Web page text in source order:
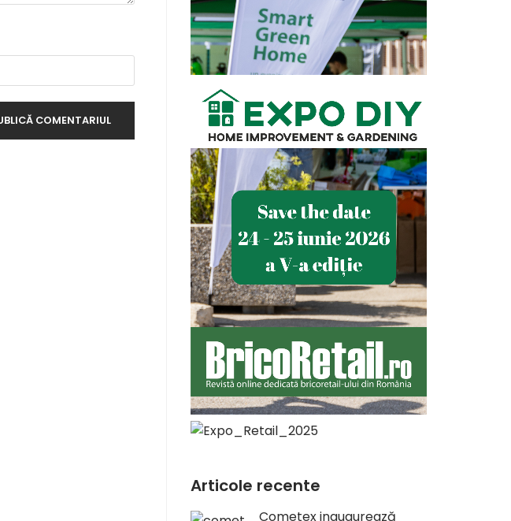
Articole recente
Cometex inaugurează